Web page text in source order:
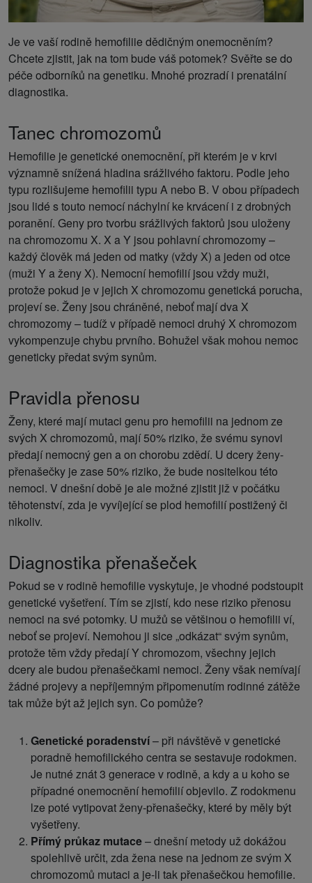
Je ve vaší rodině hemofiliie dědičným onemocněním?
Chcete zjistit, jak na tom bude váš potomek? Svěřte se do
péče odborníků na genetiku. Mnohé prozradí i prenatální
diagnostika.
Tanec chromozomů
Hemofilie je genetické onemocnění, při kterém je v krvi
významně snížená hladina srážlivého faktoru. Podle jeho
typu rozlišujeme hemofilii typu A nebo B. V obou případech
jsou lidé s touto nemocí náchylní ke krvácení i z drobných
poranění. Geny pro tvorbu srážlivých faktorů jsou uloženy
na chromozomu X. X a Y jsou pohlavní chromozomy –
každý člověk má jeden od matky (vždy X) a jeden od otce
(muži Y a ženy X). Nemocní hemofilií jsou vždy muži,
protože pokud je v jejich X chromozomu genetická porucha,
projeví se. Ženy jsou chráněné, neboť mají dva X
chromozomy – tudíž v případě nemoci druhý X chromozom
vykompenzuje chybu prvního. Bohužel však mohou nemoc
geneticky předat svým synům.
Pravidla přenosu
Ženy, které mají mutaci genu pro hemofilii na jednom ze
svých X chromozomů, mají 50% riziko, že svému synovi
předají nemocný gen a on chorobu zdědí. U dcery ženy-
přenašečky je zase 50% riziko, že bude nositelkou této
nemoci. V dnešní době je ale možné zjistit již v počátku
těhotenství, zda je vyvíjející se plod hemofilií postižený či
nikoliv.
Diagnostika přenašeček
Pokud se v rodině hemofilie vyskytuje, je vhodné podstoupit
genetické vyšetření. Tím se zjistí, kdo nese riziko přenosu
nemoci na své potomky. U mužů se většinou o hemofilii ví,
neboť se projeví. Nemohou ji sice „odkázat“ svým synům,
protože těm vždy předají Y chromozom, všechny jejich
dcery ale budou přenašečkami nemoci. Ženy však nemívají
žádné projevy a nepříjemným připomenutím rodinné zátěže
tak může být až jejich syn. Co pomůže?
Genetické poradenství– při návštěvě v genetické
poradně hemofilického centra se sestavuje rodokmen.
Je nutné znát 3 generace v rodině, a kdy a u koho se
případné onemocnění hemofilií objevilo. Z rodokmenu
lze poté vytipovat ženy-přenašečky, které by měly být
vyšetřeny.
Přímý průkaz mutace– dnešní metody už dokážou
spolehlivě určit, zda žena nese na jednom ze svým X
chromozomů mutaci a je-li tak přenašečkou hemofilie.